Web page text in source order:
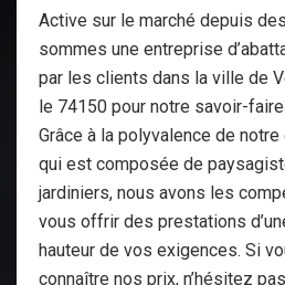
Active sur le marché depuis
sommes une entreprise
par les clients dans la ville de
le 74150 pour notre savoir-
Grâce à la polyvalence de notre
qui est composée de
jardiniers, nous avons les
vous offrir des prestations
hauteur de vos exigences. Si
connaître nos prix, n’hésitez